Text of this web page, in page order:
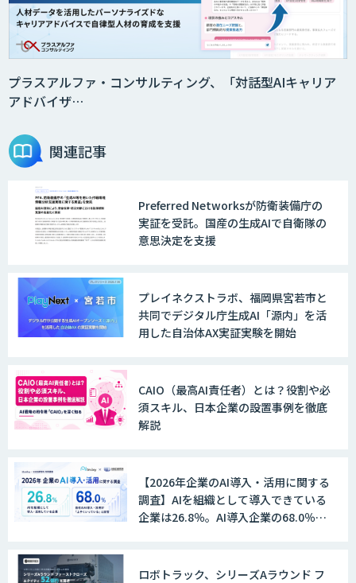
プラスアルファ・コンサルティング、「対話型AIキャリア
アドバイザ…
関連記事
Preferred Networksが防衛装備庁の
実証を受託。国産の生成AIで自衛隊の
意思決定を支援
プレイネクストラボ、福岡県宮若市と
共同でデジタル庁生成AI「源内」を活
用した自治体AX実証実験を開始
CAIO（最高AI責任者）とは？役割や必
須スキル、日本企業の設置事例を徹底
解説
【2026年企業のAI導入・活用に関する
調査】AIを組織として導入できている
企業は26.8％。AI導入企業の68.0％
ロボトラック、シリーズAラウンド フ